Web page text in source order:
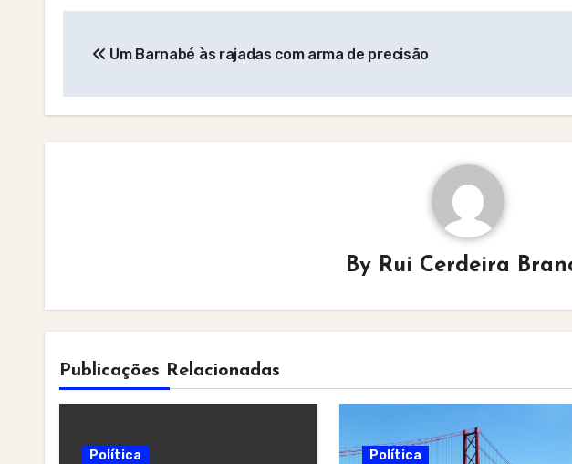
navigation
Um Barnabé às rajadas com arma de precisão
By Rui Cerdeira
Publicações Relacionadas
Política Política